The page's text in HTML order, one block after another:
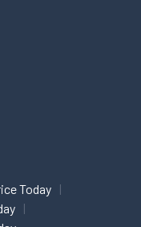
Today